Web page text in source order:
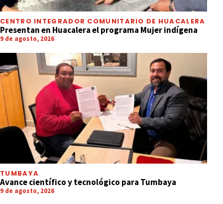
CENTRO INTEGRADOR COMUNITARIO DE HUACALERA
Presentan en Huacalera el programa Mujer indígena
9 de agosto, 2026
TUMBAYA
Avance científico y tecnológico para Tumbaya
9 de agosto, 2026